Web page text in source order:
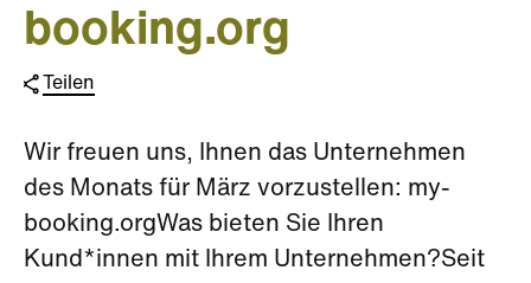
booking.org
Teilen
Wir freuen uns, Ihnen das Unternehmen
des Monats für März vorzustellen: my-
booking.orgWas bieten Sie Ihren
Kund*innen mit Ihrem Unternehmen?Seit